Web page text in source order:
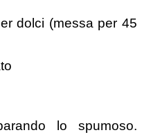
dolci (messa per 45
lo spumoso.